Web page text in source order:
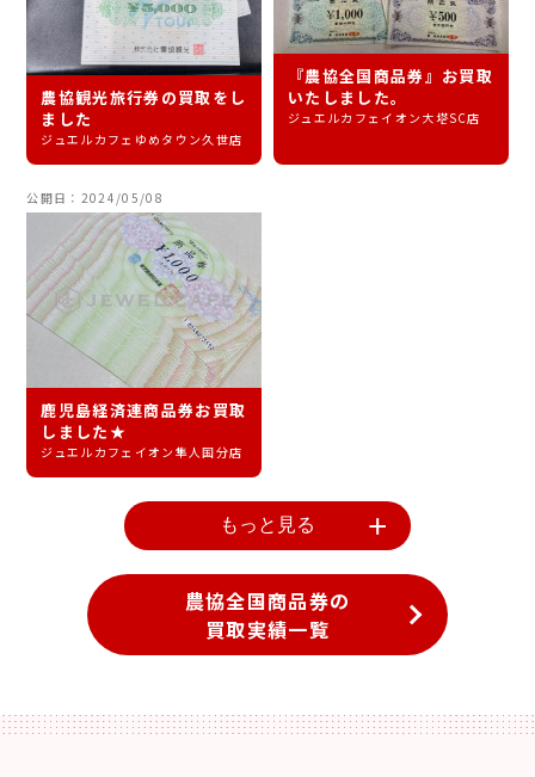
農協観光旅行券の買取をし
ました
ジュエルカフェゆめタウン久世店
『農協全国商品券』お買取
いたしました。
ジュエルカフェイオン大塔SC店
公開日：2024/05/08
鹿児島経済連商品券お買取
しました★
ジュエルカフェイオン隼人国分店
もっと見る
農協全国商品券の
買取実績一覧